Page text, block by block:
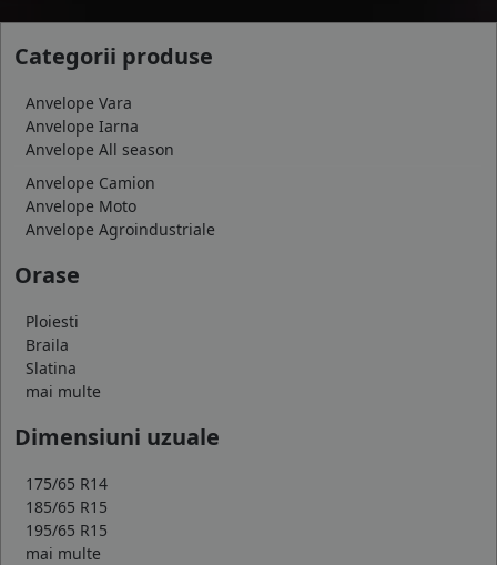
Categorii produse
Anvelope Vara
Anvelope Iarna
Anvelope All season
Anvelope Camion
Anvelope Moto
Anvelope Agroindustriale
Orase
Ploiesti
Braila
Slatina
mai multe
Dimensiuni uzuale
175/65 R14
185/65 R15
195/65 R15
mai multe